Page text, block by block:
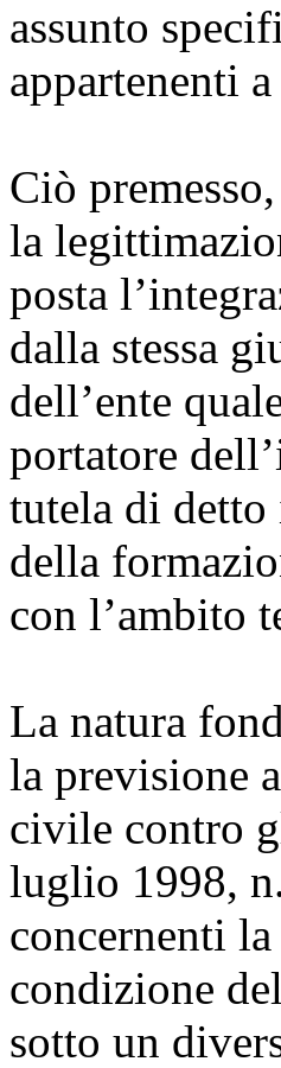
assunto
appartenenti
Ciò
la
posta
dalla stessa
dell’ente
portatore
tutela di detto
della
con l’ambito
La natura
la previsione
civile contro
luglio 1998,
concernenti
condizione
sotto un